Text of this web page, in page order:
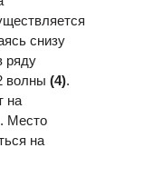
снизу
ряду
волны(4).
на
. Место
на